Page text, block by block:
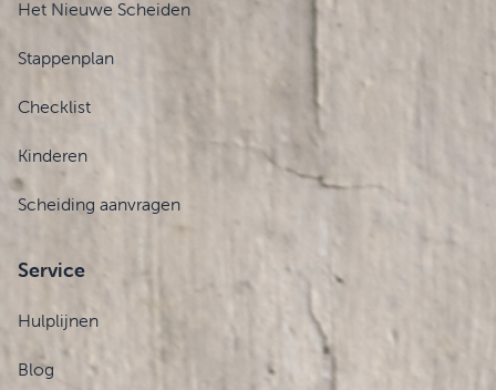
Het Nieuwe Scheiden
Stappenplan
Checklist
Kinderen
Scheiding aanvragen
Service
Hulplijnen
Blog